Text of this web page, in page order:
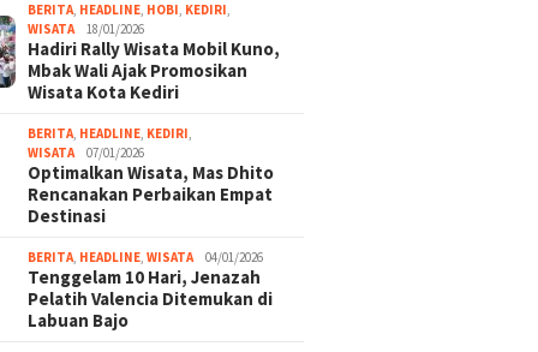
BERITA, HEADLINE, HOBI, KEDIRI,
WISATA
18/01/2026
Hadiri Rally Wisata Mobil Kuno,
Mbak Wali Ajak Promosikan
Wisata Kota Kediri
BERITA, HEADLINE, KEDIRI,
WISATA
07/01/2026
Optimalkan Wisata, Mas Dhito
Rencanakan Perbaikan Empat
Destinasi
BERITA, HEADLINE,WISATA 04/01/2026
Tenggelam 10 Hari, Jenazah
Pelatih Valencia Ditemukan di
Labuan Bajo